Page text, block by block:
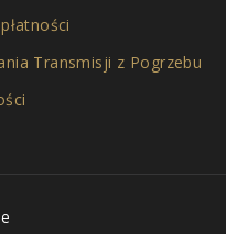
Transmisji z Pogrzebu